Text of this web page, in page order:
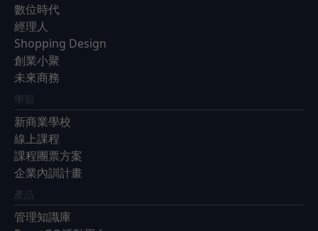
數位時代
經理人
Shopping Design
創業小聚
未來商務
學習
新商業學校
線上課程
課程團票方案
企業內訓計畫
產品
管理知識庫